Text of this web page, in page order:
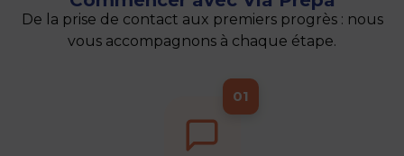
De la prise de contact aux premiers progrès : nous
vous accompagnons à chaque étape.
01